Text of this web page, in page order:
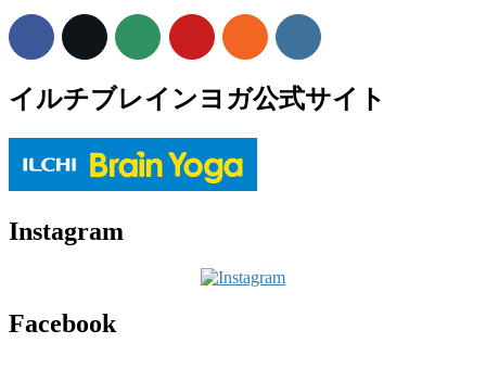
イルチブレインヨガ公式サイト
Instagram
Facebook